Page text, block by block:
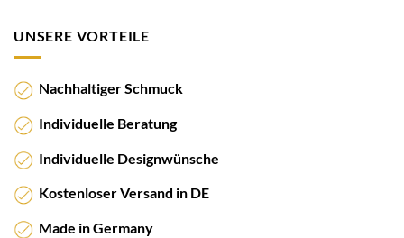
UNSERE VORTEILE
Nachhaltiger Schmuck
Individuelle Beratung
Individuelle Designwünsche
Kostenloser Versand in DE
Made in Germany